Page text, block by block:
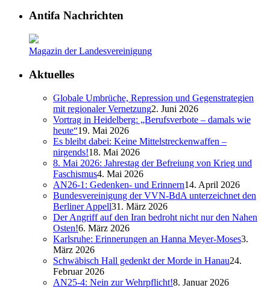
Antifa Nachrichten
Magazin der Landesvereinigung
Aktuelles
Globale Umbrüche, Repression und Gegenstrategien
mit regionaler Vernetzung2. Juni 2026
Vortrag in Heidelberg: „Berufsverbote – damals wie
heute“19. Mai 2026
Es bleibt dabei: Keine Mittelstreckenwaffen –
nirgends!18. Mai 2026
8. Mai 2026: Jahrestag der Befreiung von Krieg und
Faschismus4. Mai 2026
AN26-1: Gedenken- und Erinnern14. April 2026
Bundesvereinigung der VVN-BdA unterzeichnet den
Berliner Appell31. März 2026
Der Angriff auf den Iran bedroht nicht nur den Nahen
Osten!6. März 2026
Karlsruhe: Erinnerungen an Hanna Meyer-Moses3.
März 2026
Schwäbisch Hall gedenkt der Morde in Hanau24.
Februar 2026
AN25-4: Nein zur Wehrpflicht!8. Januar 2026